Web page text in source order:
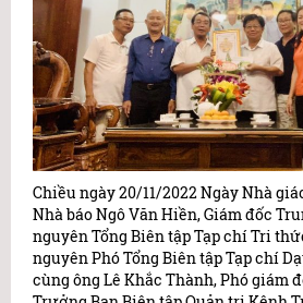
Chiều ngày 20/11/2022 Ngày Nhà
Nhà báo Ngô Văn Hiền, Giám đốc
nguyên Tổng Biên tập Tạp chí Tri
nguyên Phó Tổng Biên tập Tạp chí
cùng ông Lê Khắc Thành, Phó giám